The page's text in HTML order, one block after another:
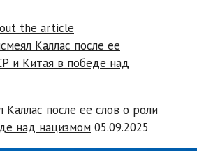
после ее слов о роли
над нацизмом 05.09.2025